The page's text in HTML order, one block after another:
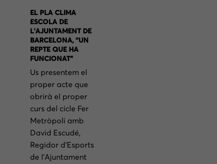
EL PLA CLIMA
ESCOLA DE
L’AJUNTAMENT DE
BARCELONA, “UN
REPTE QUE HA
FUNCIONAT”
Us presentem el
proper acte que
obrirà el proper
curs del cicle Fer
Metròpoli amb
David Escudé,
Regidor d’Esports
de l’Ajuntament